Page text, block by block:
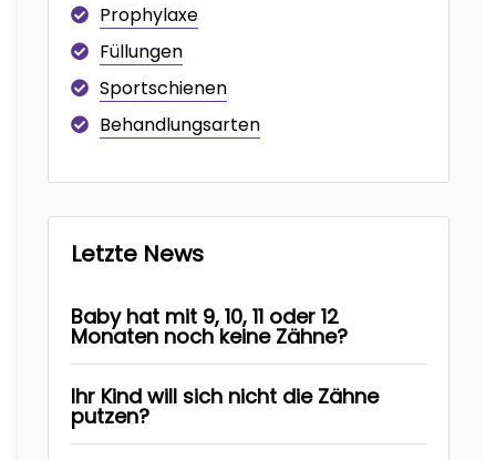
Prophylaxe
Füllungen
Sportschienen
Behandlungsarten
Letzte News
Baby hat mit 9, 10, 11 oder 12
Monaten noch keine Zähne?
Ihr Kind will sich nicht die Zähne
putzen?